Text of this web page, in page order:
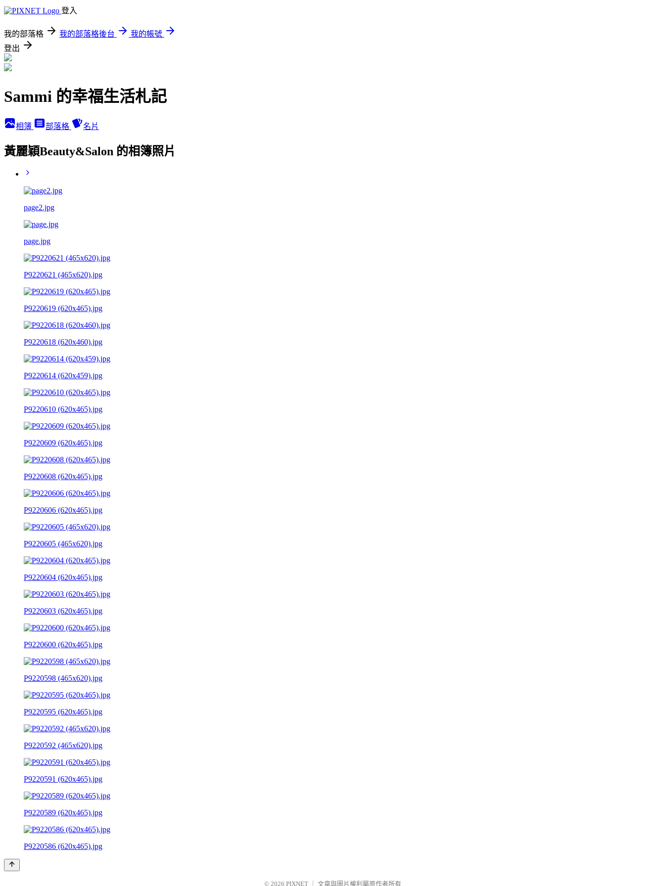
登入
我的部落格 我的部落格後台
我的帳號
登出
Sammi 的幸福生活札記
相簿 部落格 名片
黃麗穎Beauty&Salon 的相簿照片
page2.jpg
page.jpg
P9220621 (465x620).jpg
P9220619 (620x465).jpg
P9220618 (620x460).jpg
P9220614 (620x459).jpg
P9220610 (620x465).jpg
P9220609 (620x465).jpg
P9220608 (620x465).jpg
P9220606 (620x465).jpg
P9220605 (465x620).jpg
P9220604 (620x465).jpg
P9220603 (620x465).jpg
P9220600 (620x465).jpg
P9220598 (465x620).jpg
P9220595 (620x465).jpg
P9220592 (465x620).jpg
P9220591 (620x465).jpg
P9220589 (620x465).jpg
P9220586 (620x465).jpg
© 2026 PIXNET 文章與圖片權利屬原作者所有